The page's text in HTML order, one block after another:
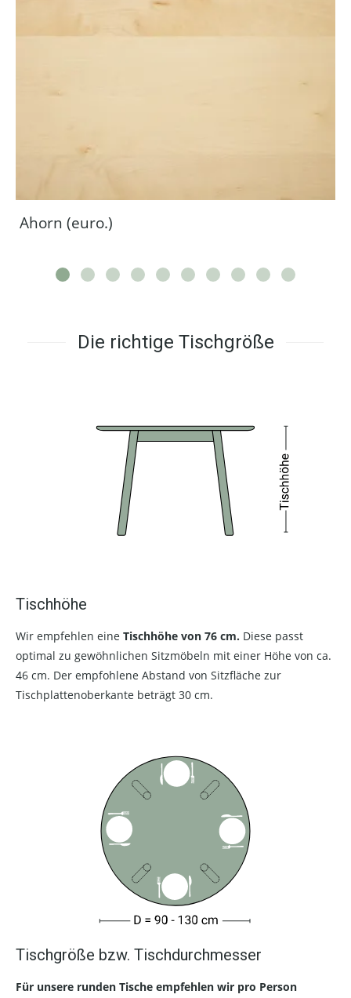
Ahorn (euro.)
Die richtige Tischgröße
Tischhöhe
Wir empfehlen eine Tischhöhe von 76 cm. Diese passt
optimal zu gewöhnlichen Sitzmöbeln mit einer Höhe von ca.
46 cm. Der empfohlene Abstand von Sitzfläche zur
Tischplattenoberkante beträgt 30 cm.
Tischgröße bzw. Tischdurchmesser
Für unsere runden Tische empfehlen wir pro Person